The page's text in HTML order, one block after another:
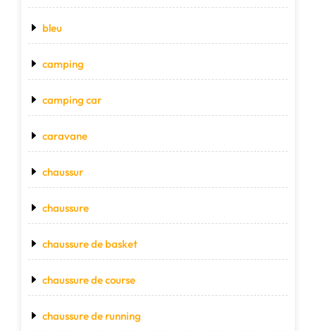
bleu
camping
camping car
caravane
chaussur
chaussure
chaussure de basket
chaussure de course
chaussure de running